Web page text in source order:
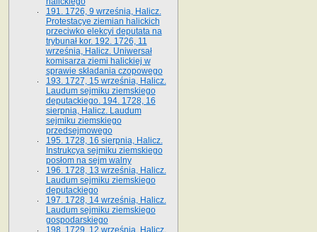
191. 1726, 9 września, Halicz.
Protestacye ziemian halickich
przeciwko elekcyi deputata na
trybunał kor. 192. 1726, 11
września, Halicz. Uniwersał
komisarza ziemi halickiej w
sprawie składania czopowego
193. 1727, 15 września, Halicz.
Laudum sejmiku ziemskiego
deputackiego. 194. 1728, 16
sierpnia, Halicz. Laudum
sejmiku ziemskiego
przedsejmowego
195. 1728, 16 sierpnia, Halicz.
Instrukcya sejmiku ziemskiego
posłom na sejm walny
196. 1728, 13 września, Halicz.
Laudum sejmiku ziemskiego
deputackiego
197. 1728, 14 września, Halicz.
Laudum sejmiku ziemskiego
gospodarskiego
198. 1729, 12 września, Halicz.